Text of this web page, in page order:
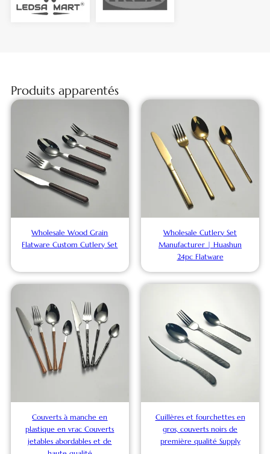
Produits apparentés
Wholesale Wood Grain
Flatware Custom Cutlery Set
Wholesale Cutlery Set
Manufacturer | Huashun
24pc Flatware
Couverts à manche en
plastique en vrac Couverts
jetables abordables et de
Cuillères et fourchettes en
gros, couverts noirs de
première qualité Supply